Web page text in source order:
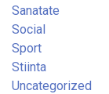
Sanatate
Social
Sport
Stiinta
Uncategorized